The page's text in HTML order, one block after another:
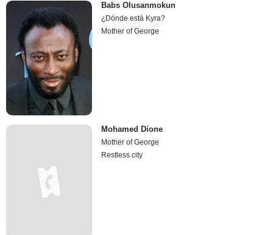
Babs Olusanmokun
¿Dónde está Kyra?
Mother of George
Mohamed Dione
Mother of George
Restless city